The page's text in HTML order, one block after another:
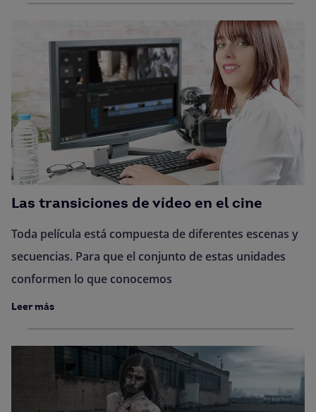
Las transiciones de vídeo en el cine
Toda película está compuesta de diferentes escenas y
secuencias. Para que el conjunto de estas unidades
conformen lo que conocemos
Leer más